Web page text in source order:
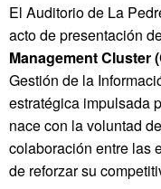
El Auditorio de La
acto de presentación
Management Cluster
Gestión de la
estratégica impulsada
nace con la voluntad
colaboración entre las
de reforzar su